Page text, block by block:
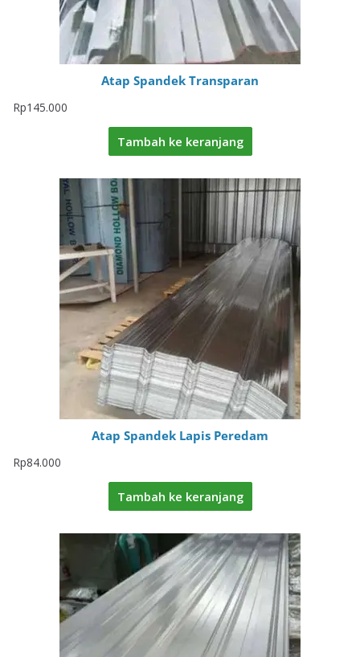
Atap Spandek Transparan
Rp145.000
Tambah ke keranjang
Atap Spandek Lapis Peredam
Rp84.000
Tambah ke keranjang